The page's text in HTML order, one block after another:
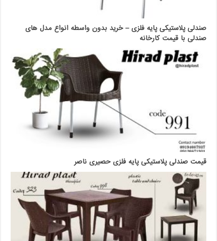
صندلی پلاستیکی پایه فلزی – خرید بدون واسطه انواع مدل های
صندلی با قیمت کارخانه
قیمت صندلی پلاستیکی پایه فلزی حصیری ناصر